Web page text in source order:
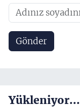
Gönder
Yükleniyor...